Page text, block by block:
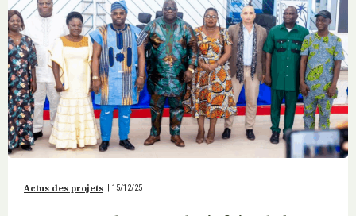
Actus des projets 15/12/25